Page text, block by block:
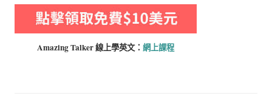
Amazing Talker 線上學英文： 網上課程